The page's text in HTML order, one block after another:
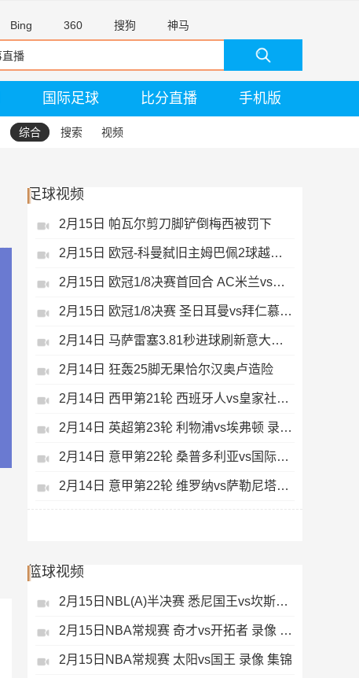
Bing 360 搜狗 神马
国际足球 比分直播 手机版
综合 搜索 视频
足球视频
2月15日 帕瓦尔剪刀脚铲倒梅西被罚下
2月15日 欧冠-科曼弑旧主姆巴佩2球越位无效
2月15日 欧冠1/8决赛首回合 AC米兰vs热刺 录像 集锦
2月15日 欧冠1/8决赛 圣日耳曼vs拜仁慕尼黑 录像 集锦
2月14日 马萨雷塞3.81秒进球刷新意大利历史
2月14日 狂轰25脚无果恰尔汉奥卢造险
2月14日 西甲第21轮 西班牙人vs皇家社会 录像 集锦
2月14日 英超第23轮 利物浦vs埃弗顿 录像 集锦
2月14日 意甲第22轮 桑普多利亚vs国际米兰 录像 集锦
2月14日 意甲第22轮 维罗纳vs萨勒尼塔纳 录像 集锦
篮球视频
2月15日NBL(A)半决赛 悉尼国王vs坎斯大班 录像 集锦
2月15日NBA常规赛 奇才vs开拓者 录像 集锦
2月15日NBA常规赛 太阳vs国王 录像 集锦